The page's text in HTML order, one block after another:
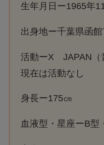
生年月日ー1965年
出身地ー千葉県函
活動ーX JAPAN（
現在は活動なし
身長ー175㎝
血液型・星座ーB型